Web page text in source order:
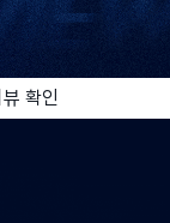
확인